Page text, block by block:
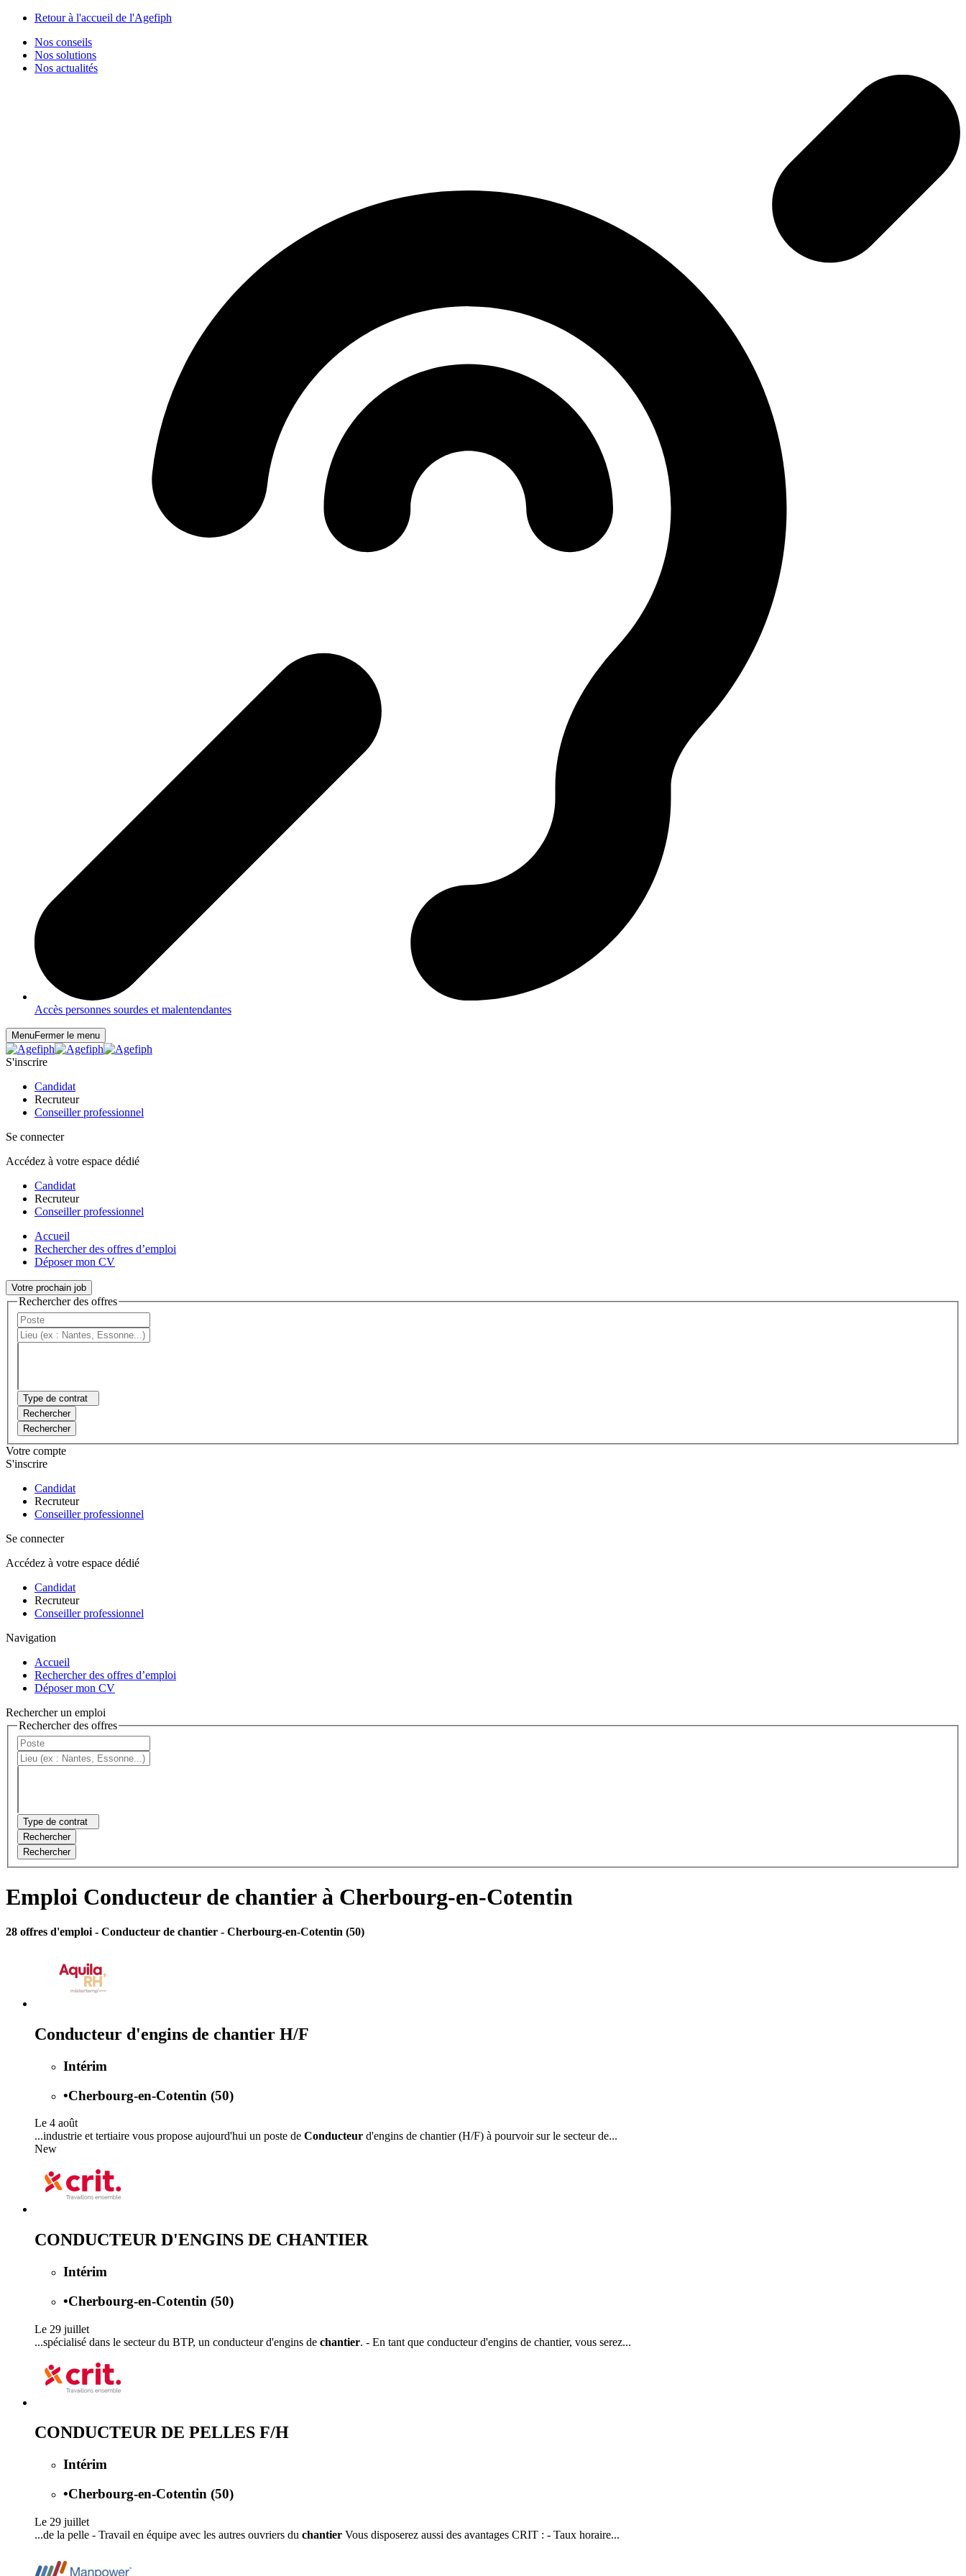
Retour à l'accueil de l'Agefiph
Nos conseils
Nos solutions
Nos actualités
Accès personnes sourdes et malentendantes
MenuFermer le menu
S'inscrire
Candidat
Recruteur
Conseiller professionnel
Se connecter
Accédez à votre espace dédié
Candidat
Recruteur
Conseiller professionnel
Accueil
Rechercher des offres d’emploi
Déposer mon CV
Votre prochain job
Rechercher des offres
Type de contrat
Rechercher
Rechercher
Votre compte
S'inscrire
Candidat
Recruteur
Conseiller professionnel
Se connecter
Accédez à votre espace dédié
Candidat
Recruteur
Conseiller professionnel
Navigation
Accueil
Rechercher des offres d’emploi
Déposer mon CV
Rechercher un emploi
Rechercher des offres
Type de contrat
Rechercher
Rechercher
Emploi Conducteur de chantier à Cherbourg-en-Cotentin
28 offres d'emploi - Conducteur de chantier - Cherbourg-en-Cotentin (50)
Conducteur d'engins de chantier H/F
Intérim
•Cherbourg-en-Cotentin (50)
Le 4 août
...industrie et tertiaire vous propose aujourd'hui un poste de Conducteur d'engins de chantier (H/F) à pourvoir sur le secteur de...
New
CONDUCTEUR D'ENGINS DE CHANTIER
Intérim
•Cherbourg-en-Cotentin (50)
Le 29 juillet
...spécialisé dans le secteur du BTP, un conducteur d'engins de chantier. - En tant que conducteur d'engins de chantier, vous serez...
CONDUCTEUR DE PELLES F/H
Intérim
•Cherbourg-en-Cotentin (50)
Le 29 juillet
...de la pelle - Travail en équipe avec les autres ouvriers du chantier Vous disposerez aussi des avantages CRIT : - Taux horaire...